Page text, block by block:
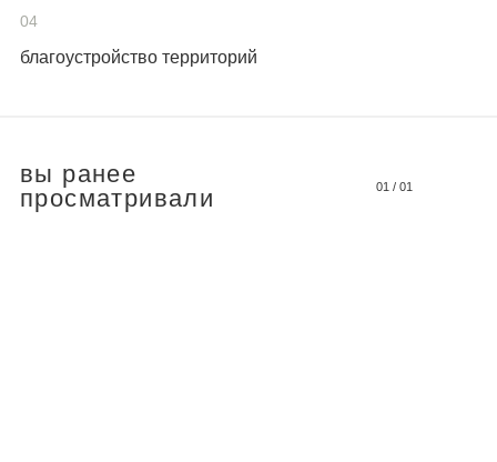
04
благоустройство территорий
вы ранее
просматривали
01 / 01